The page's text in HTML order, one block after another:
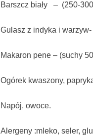
Barszcz biały – (250-
Gulasz z indyka i
Makaron pene – (suchy
Ogórek kwaszony,
Napój, owoce.
Alergeny :mleko, seler,